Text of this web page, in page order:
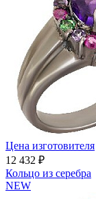
Цена изготовителя
12 432 ₽
Кольцо из серебра
NEW